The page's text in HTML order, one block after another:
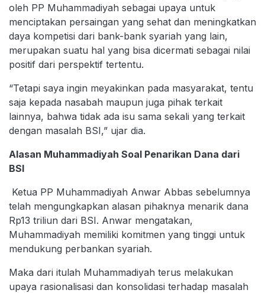
oleh PP Muhammadiyah sebagai upaya untuk
menciptakan persaingan yang sehat dan meningkatkan
daya kompetisi dari bank-bank syariah yang lain,
merupakan suatu hal yang bisa dicermati sebagai nilai
positif dari perspektif tertentu.
“Tetapi saya ingin meyakinkan pada masyarakat, tentu
saja kepada nasabah maupun juga pihak terkait
lainnya, bahwa tidak ada isu sama sekali yang terkait
dengan masalah BSI,” ujar dia.
Alasan Muhammadiyah Soal Penarikan Dana dari
BSI
Ketua PP Muhammadiyah Anwar Abbas sebelumnya
telah mengungkapkan alasan pihaknya menarik dana
Rp13 triliun dari BSI. Anwar mengatakan,
Muhammadiyah memiliki komitmen yang tinggi untuk
mendukung perbankan syariah.
Maka dari itulah Muhammadiyah terus melakukan
upaya rasionalisasi dan konsolidasi terhadap masalah